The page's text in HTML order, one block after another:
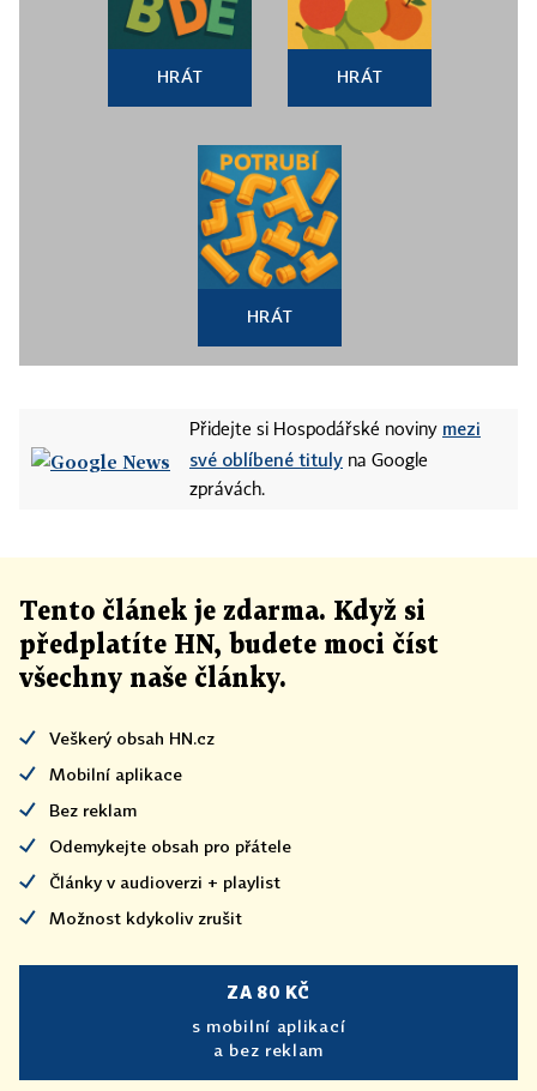
HRÁT HRÁT
HRÁT
Přidejte si Hospodářské noviny mezi
své oblíbené tituly na Google
zprávách.
Tento článek je zdarma. Když si
předplatíte HN, budete moci číst
všechny naše články.
Veškerý obsah HN.cz
Mobilní aplikace
Bez reklam
Odemykejte obsah pro přátele
Články v audioverzi + playlist
Možnost kdykoliv zrušit
ZA 80 KČ
s mobilní aplikací
a bez reklam